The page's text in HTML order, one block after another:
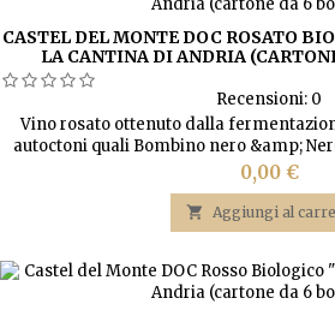
CASTEL DEL MONTE DOC ROSATO
LA CANTINA DI ANDRIA
Recensioni: 0
Vino rosato ottenuto dalla
autoctoni quali Bombino nero &amp;
brillante, con profonde sfumature
aromi di bacche e note floreali. Versatile,
Prezzo
0,00 €
 Aggiungi al